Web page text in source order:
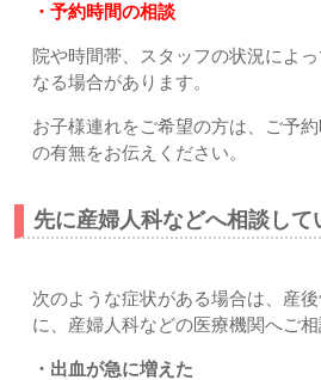
・予約時間の相談
院や時間帯、スタッフの状況によ
なる場合があります。
お子様連れをご希望の方は、ご予
の有無をお伝えください。
先に産婦人科などへ相談して
次のような症状がある場合は、産
に、産婦人科などの医療機関へご相
・出血が急に増えた